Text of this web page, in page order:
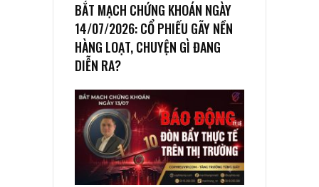
BẮT MẠCH CHỨNG KHOÁN NGÀY
14/07/2026: CỔ PHIẾU GÃY NỀN
HÀNG LOẠT, CHUYỆN GÌ ĐANG
DIỄN RA?